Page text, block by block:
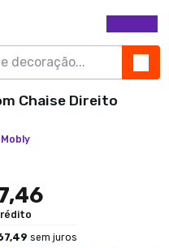
Chaise Direito
Mobly
sem juros